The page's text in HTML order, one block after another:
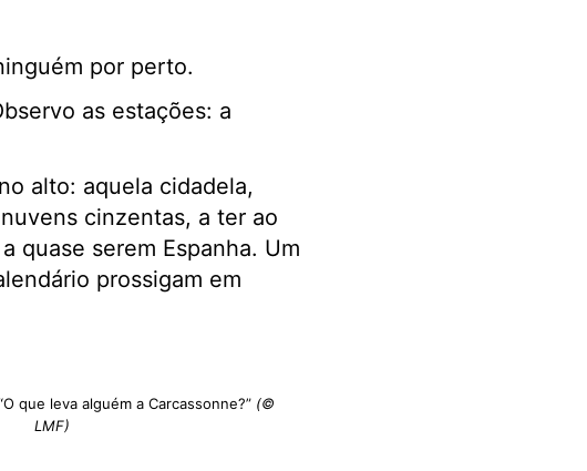
por perto.
as estações: a
alto: aquela cidadela,
cinzentas, a ter ao
quase serem Espanha. Um
prossigam em
que leva alguém a Carcassonne?” (©
LMF)